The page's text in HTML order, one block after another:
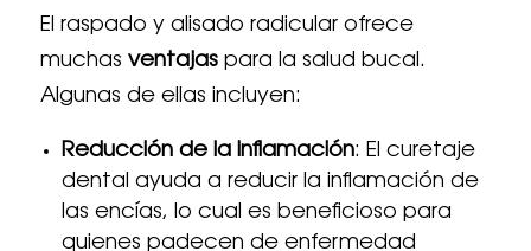
El raspado y alisado radicular ofrece
muchas ventajas para la salud bucal.
Algunas de ellas incluyen:
Reducción de la inflamación: El curetaje
dental ayuda a reducir la inflamación de
las encías, lo cual es beneficioso para
quienes padecen de enfermedad